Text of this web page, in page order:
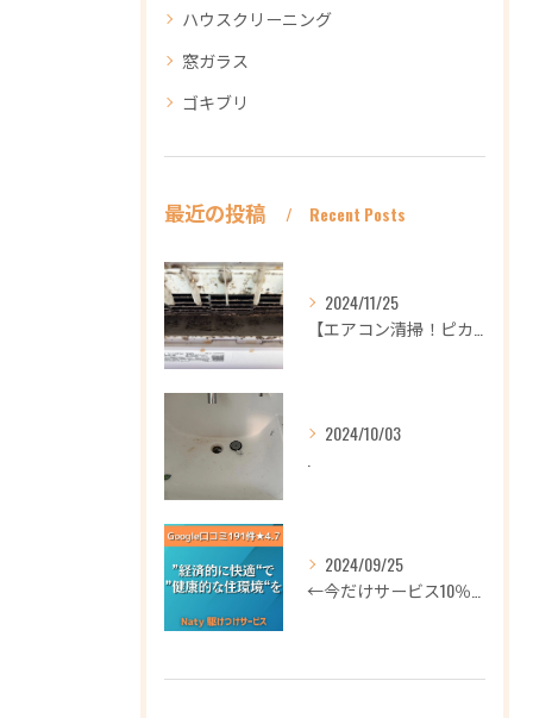
ハウスクリーニング
窓ガラス
ゴキブリ
最近の投稿 Recent Posts
2024/11/25
2024/10/03
2024/09/25